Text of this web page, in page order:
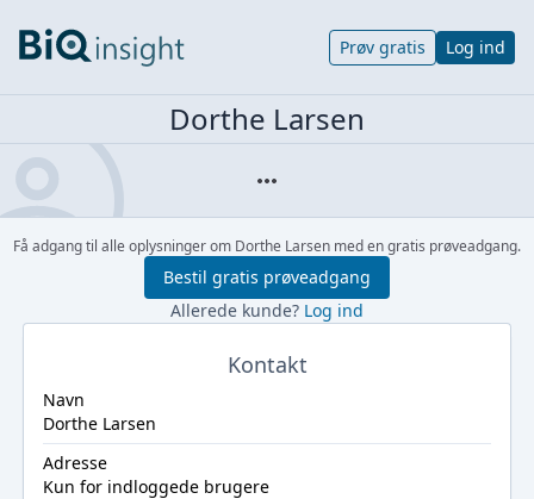
Prøv gratis Log ind
Dorthe Larsen
Få adgang til alle oplysninger om Dorthe Larsen med en gratis prøveadgang.
Bestil gratis prøveadgang
Allerede kunde? Log ind
Kontakt
Navn
Dorthe Larsen
Adresse
Kun for indloggede brugere